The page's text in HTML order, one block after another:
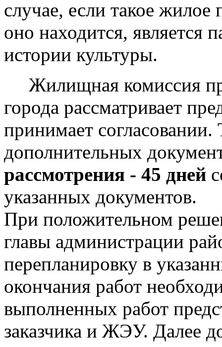
случае, если такое
оно находится, является
истории культуры.
Жилищная комиссия
города рассматривает
принимает согласовании.
дополнительных
рассмотрения - 45 дней
указанных документов.
При положительном
главы администрации
перепланировку в
окончания работ
выполненных работ
заказчика и ЖЭУ. Далее